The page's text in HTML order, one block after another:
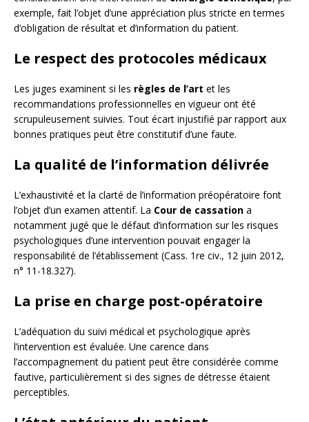
exemple, fait l’objet d’une appréciation plus stricte en termes
d’obligation de résultat et d’information du patient.
Le respect des protocoles médicaux
Les juges examinent si les règles de l’art et les
recommandations professionnelles en vigueur ont été
scrupuleusement suivies. Tout écart injustifié par rapport aux
bonnes pratiques peut être constitutif d’une faute.
La qualité de l’information délivrée
L’exhaustivité et la clarté de l’information préopératoire font
l’objet d’un examen attentif. La Cour de cassation a
notamment jugé que le défaut d’information sur les risques
psychologiques d’une intervention pouvait engager la
responsabilité de l’établissement (Cass. 1re civ., 12 juin 2012,
n° 11-18.327).
La prise en charge post-opératoire
L’adéquation du suivi médical et psychologique après
l’intervention est évaluée. Une carence dans
l’accompagnement du patient peut être considérée comme
fautive, particulièrement si des signes de détresse étaient
perceptibles.